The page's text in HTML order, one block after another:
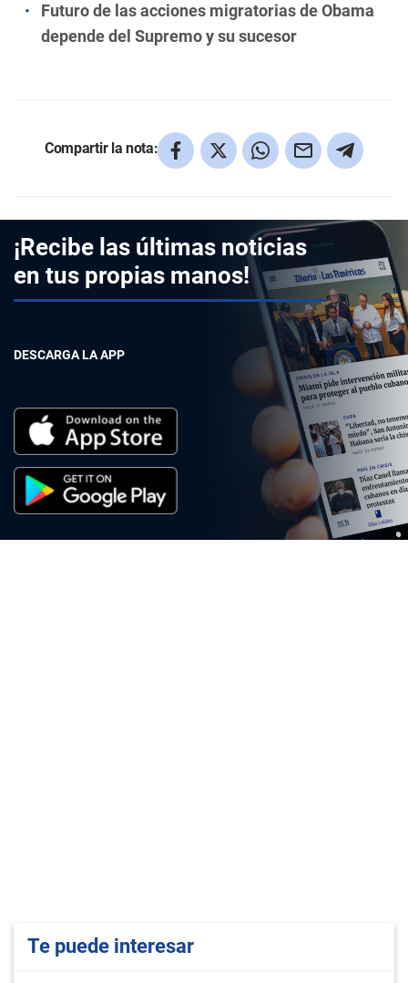
Futuro de las acciones migratorias de Obama
depende del Supremo y su sucesor
Compartir la nota:
¡Recibe las últimas noticias
en tus propias manos!
DESCARGA LA APP
Te puede interesar